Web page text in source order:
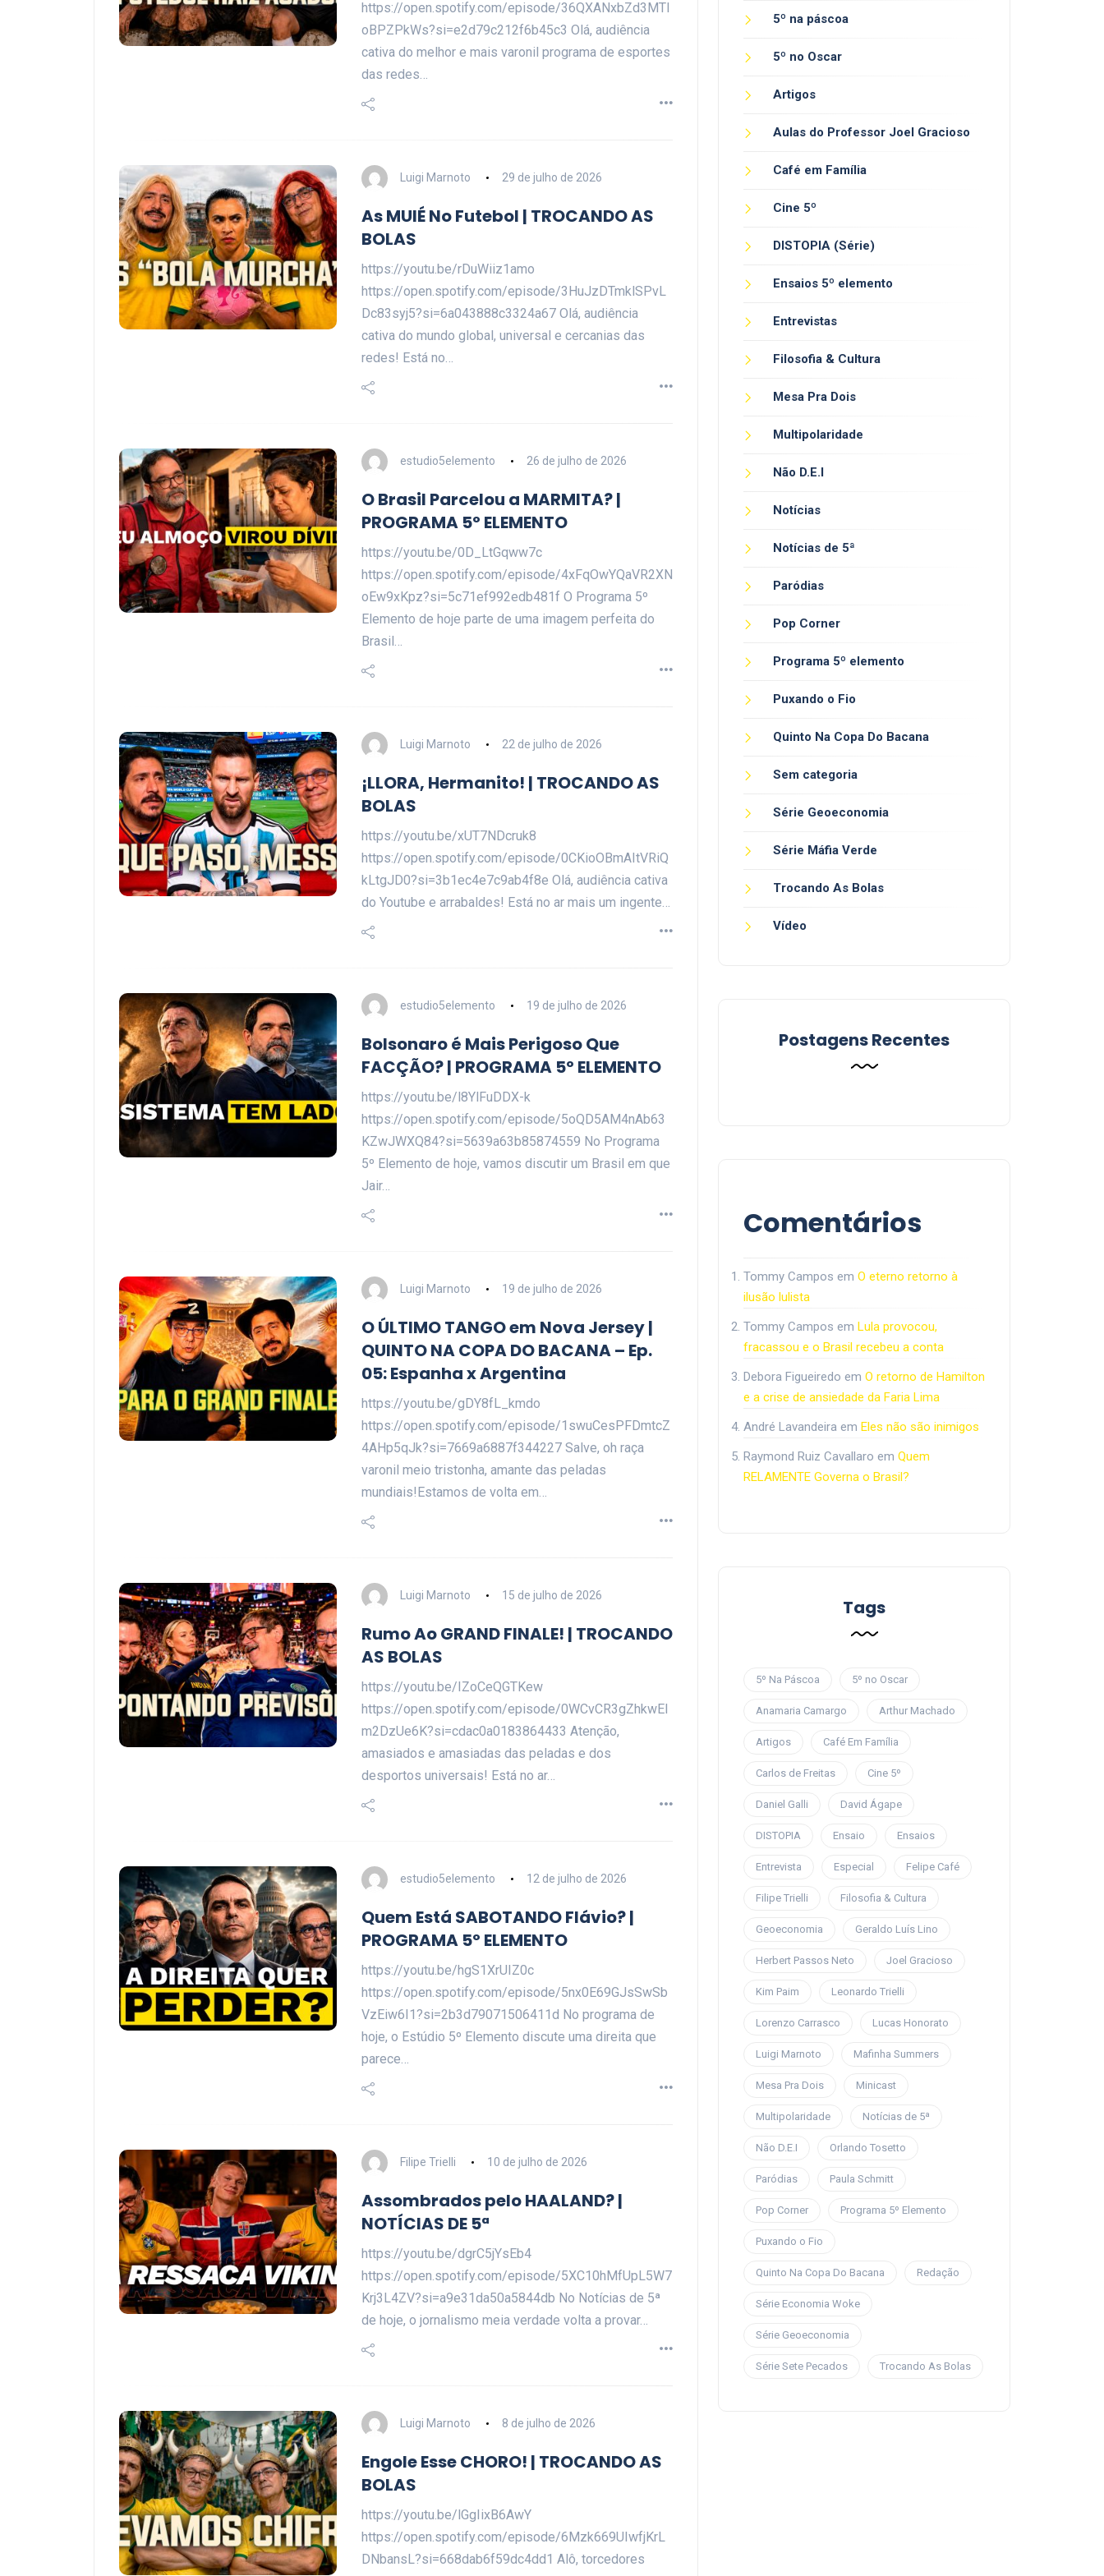
https://open.spotify.com/episode/36QXANxbZd3MTI
oBPZPkWs?si=e2d79c212f6b45c3 Olá, audiência
cativa do melhor e mais varonil programa de esportes
das redes…
Luigi Marnoto 29 de julho de 2026
As MUIÉ No Futebol | TROCANDO AS
BOLAS
https://youtu.be/rDuWiiz1amo
https://open.spotify.com/episode/3HuJzDTmklSPvL
Dc83syj5?si=6a043888c3324a67 Olá, audiência
cativa do mundo global, universal e cercanias das
redes! Está no…
estudio5elemento 26 de julho de 2026
O Brasil Parcelou a MARMITA? |
PROGRAMA 5º ELEMENTO
https://youtu.be/0D_LtGqww7c
https://open.spotify.com/episode/4xFqOwYQaVR2XN
oEw9xKpz?si=5c71ef992edb481f O Programa 5º
Elemento de hoje parte de uma imagem perfeita do
Brasil…
Luigi Marnoto 22 de julho de 2026
¡LLORA, Hermanito! | TROCANDO AS
BOLAS
https://youtu.be/xUT7NDcruk8
https://open.spotify.com/episode/0CKioOBmAItVRiQ
kLtgJD0?si=3b1ec4e7c9ab4f8e Olá, audiência cativa
do Youtube e arrabaldes! Está no ar mais um ingente…
estudio5elemento 19 de julho de 2026
Bolsonaro é Mais Perigoso Que
FACÇÃO? | PROGRAMA 5º ELEMENTO
https://youtu.be/l8YlFuDDX-k
https://open.spotify.com/episode/5oQD5AM4nAb63
KZwJWXQ84?si=5639a63b85874559 No Programa
5º Elemento de hoje, vamos discutir um Brasil em que
Jair…
Luigi Marnoto 19 de julho de 2026
O ÚLTIMO TANGO em Nova Jersey |
QUINTO NA COPA DO BACANA – Ep.
05: Espanha x Argentina
https://youtu.be/gDY8fL_kmdo
https://open.spotify.com/episode/1swuCesPFDmtcZ
4AHp5qJk?si=7669a6887f344227 Salve, oh raça
varonil meio tristonha, amante das peladas
mundiais!Estamos de volta em…
Luigi Marnoto 15 de julho de 2026
Rumo Ao GRAND FINALE! | TROCANDO
AS BOLAS
https://youtu.be/IZoCeQGTKew
https://open.spotify.com/episode/0WCvCR3gZhkwEI
m2DzUe6K?si=cdac0a0183864433 Atenção,
amasiados e amasiadas das peladas e dos
desportos universais! Está no ar…
estudio5elemento 12 de julho de 2026
Quem Está SABOTANDO Flávio? |
PROGRAMA 5º ELEMENTO
https://youtu.be/hgS1XrUIZ0c
https://open.spotify.com/episode/5nx0E69GJsSwSb
VzEiw6I1?si=2b3d79071506411d No programa de
hoje, o Estúdio 5º Elemento discute uma direita que
parece…
Filipe Trielli 10 de julho de 2026
Assombrados pelo HAALAND? |
NOTÍCIAS DE 5ª
https://youtu.be/dgrC5jYsEb4
https://open.spotify.com/episode/5XC10hMfUpL5W7
Krj3L4ZV?si=a9e31da50a5844db No Notícias de 5ª
de hoje, o jornalismo meia verdade volta a provar…
Luigi Marnoto 8 de julho de 2026
Engole Esse CHORO! | TROCANDO AS
BOLAS
https://youtu.be/lGgIixB6AwY
https://open.spotify.com/episode/6Mzk669UIwfjKrL
DNbansL?si=668dab6f59dc4dd1 Alô, torcedores
5º na páscoa
5º no Oscar
Artigos
Aulas do Professor Joel Gracioso
Café em Família
Cine 5º
DISTOPIA (Série)
Ensaios 5º elemento
Entrevistas
Filosofia & Cultura
Mesa Pra Dois
Multipolaridade
Não D.E.I
Notícias
Notícias de 5ª
Paródias
Pop Corner
Programa 5º elemento
Puxando o Fio
Quinto Na Copa Do Bacana
Sem categoria
Série Geoeconomia
Série Máfia Verde
Trocando As Bolas
Vídeo
Postagens Recentes
Comentários
Tommy Campos em O eterno retorno à
ilusão lulista
Tommy Campos em Lula provocou,
fracassou e o Brasil recebeu a conta
Debora Figueiredo em O retorno de Hamilton
e a crise de ansiedade da Faria Lima
André Lavandeira em Eles não são inimigos
Raymond Ruiz Cavallaro em Quem
RELAMENTE Governa o Brasil?
Tags
5º Na Páscoa 5º no Oscar
Anamaria Camargo Arthur Machado
Artigos Café Em Família
Carlos de Freitas Cine 5º
Daniel Galli David Ágape
DISTOPIA Ensaio Ensaios
Entrevista Especial Felipe Café
Filipe Trielli Filosofia & Cultura
Geoeconomia Geraldo Luís Lino
Herbert Passos Neto Joel Gracioso
Kim Paim Leonardo Trielli
Lorenzo Carrasco Lucas Honorato
Luigi Marnoto Mafinha Summers
Mesa Pra Dois Minicast
Multipolaridade Notícias de 5ª
Não D.E.I Orlando Tosetto
Paródias Paula Schmitt
Pop Corner Programa 5º Elemento
Puxando o Fio
Quinto Na Copa Do Bacana Redação
Série Economia Woke
Série Geoeconomia
Série Sete Pecados Trocando As Bolas